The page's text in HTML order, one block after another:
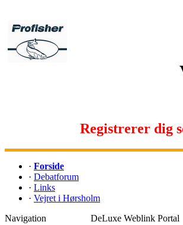
Registrerer dig
· Forside
· Debatforum
· Links
· Vejret i Hørsholm
Navigation
DeLuxe Weblink Portal